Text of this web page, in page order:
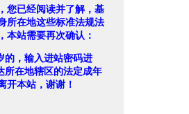
您已经阅读并了解，基
所在地这些标准法规法
本站需要再次确认：
的，输入进站密码进
所在地辖区的法定成年
开本站，谢谢！